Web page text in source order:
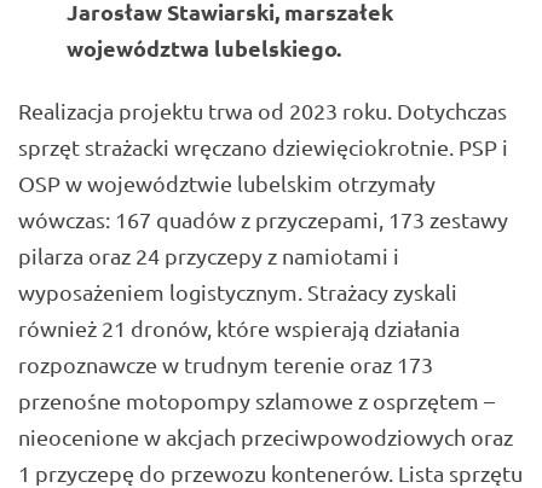
Jarosław Stawiarski, marszałek
województwa lubelskiego.
Realizacja projektu trwa od 2023 roku. Dotychczas
sprzęt strażacki wręczano dziewięciokrotnie. PSP i
OSP w województwie lubelskim otrzymały
wówczas: 167 quadów z przyczepami, 173 zestawy
pilarza oraz 24 przyczepy z namiotami i
wyposażeniem logistycznym. Strażacy zyskali
również 21 dronów, które wspierają działania
rozpoznawcze w trudnym terenie oraz 173
przenośne motopompy szlamowe z osprzętem –
nieocenione w akcjach przeciwpowodziowych oraz
1 przyczepę do przewozu kontenerów. Lista sprzętu